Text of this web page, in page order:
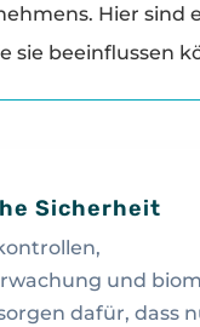
Hier sind
sie beeinflussen
Sicherheit
und
dafür, dass